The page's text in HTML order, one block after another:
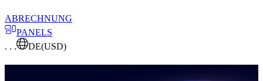
ABRECHNUNG
PANELS
. . .
DE(USD)